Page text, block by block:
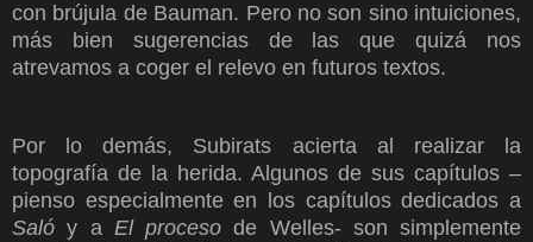
con brújula de Bauman. Pero no son sino intuiciones,
más bien sugerencias de las que quizá nos
atrevamos a coger el relevo en futuros textos.
Por lo demás, Subirats acierta al realizar la
topografía de la herida. Algunos de sus capítulos –
pienso especialmente en los capítulos dedicados a
Saló y a El proceso de Welles- son simplemente